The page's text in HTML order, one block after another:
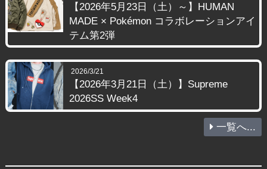
【2026年5月23日（土）～】HUMAN
MADE × Pokémon コラボレーションアイ
テム第2弾
2026/3/21
【2026年3月21日（土）】Supreme
2026SS Week4
一覧へ...